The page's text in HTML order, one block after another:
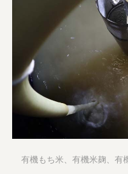
有機もち米、有機米麹、有